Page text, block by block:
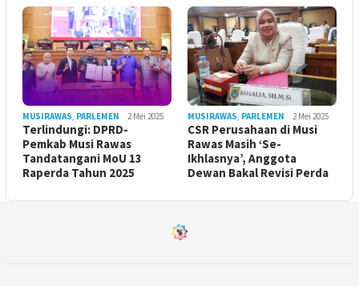
MUSIRAWAS, PARLEMEN 2 Mei 2025
Terlindungi: DPRD-
Pemkab Musi Rawas
Tandatangani MoU 13
Raperda Tahun 2025
MUSIRAWAS, PARLEMEN 2 Mei 2025
CSR Perusahaan di Musi
Rawas Masih ‘Se-
Ikhlasnya’, Anggota
Dewan Bakal Revisi Perda ‎